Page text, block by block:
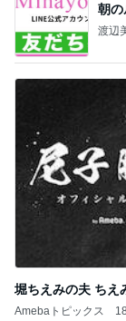
朝の
渡辺
堀ちえみの夫 ちえ
Amebaトピックス